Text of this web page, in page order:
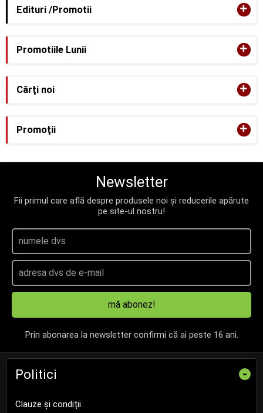
Edituri /Promotii +
Promotiile Lunii +
Cărţi noi +
Promoţii +
Newsletter
Fii primul care află despre produsele noi și reducerile apărute
pe site-ul nostru!
mă abonez!
Prin abonarea la newsletter confirmi că ai peste 16 ani.
Politici -
Clauze și condiții